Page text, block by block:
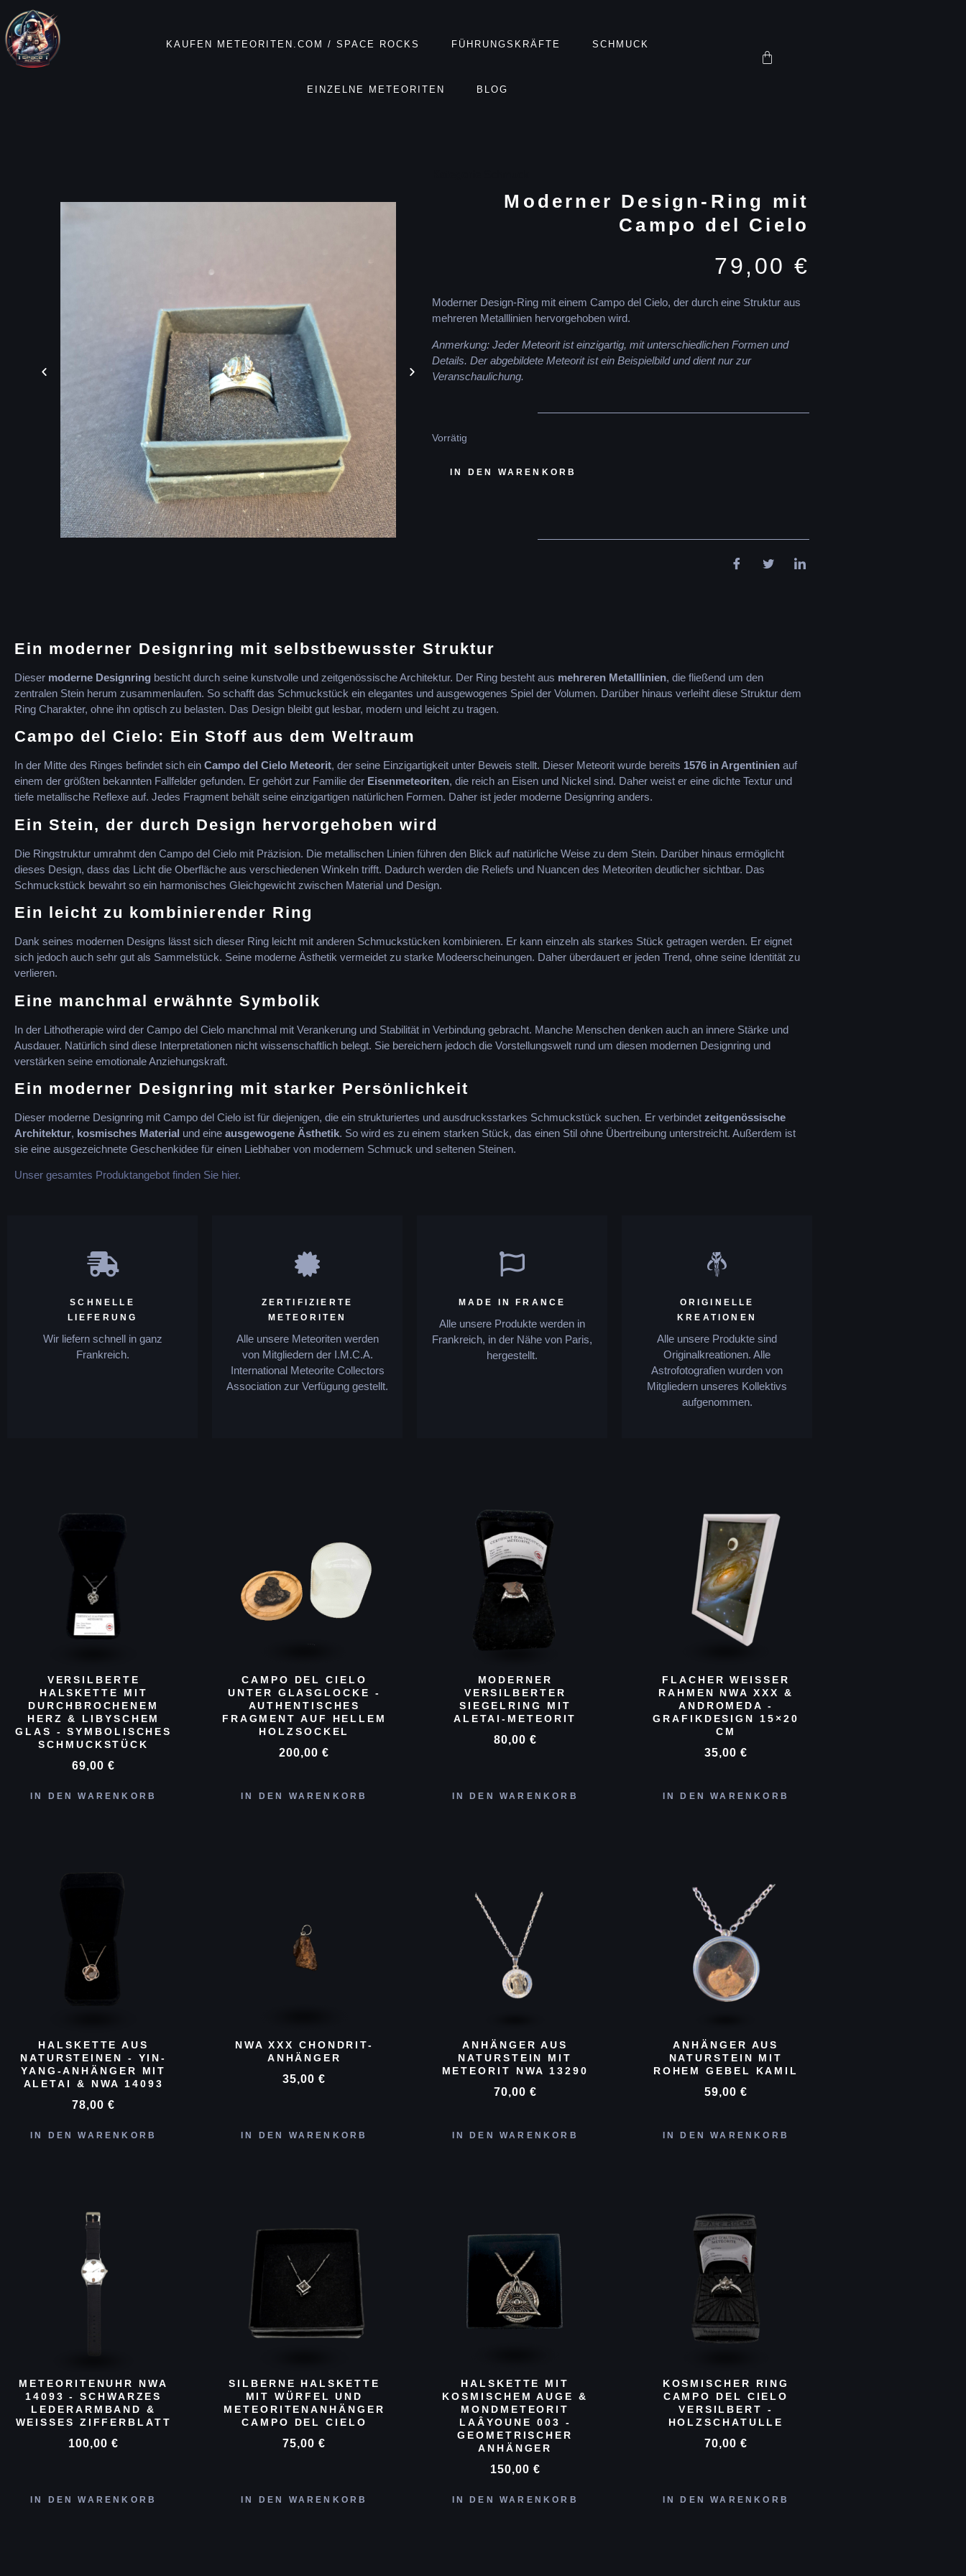
KAUFEN METEORITEN.COM / SPACE ROCKS FÜHRUNGSKRÄFTE SCHMUCK
EINZELNE METEORITEN BLOG
Moderner Design-Ring mit
Campo del Cielo
79,00 €
Moderner Design-Ring mit einem Campo del Cielo, der durch eine Struktur aus
mehreren Metalllinien hervorgehoben wird.
Anmerkung: Jeder Meteorit ist einzigartig, mit unterschiedlichen Formen und
Details. Der abgebildete Meteorit ist ein Beispielbild und dient nur zur
Veranschaulichung.
Vorrätig
IN DEN WARENKORB
Ein moderner Designring mit selbstbewusster Struktur
Dieser moderne Designring besticht durch seine kunstvolle und zeitgenössische Architektur. Der Ring besteht aus mehreren Metalllinien, die fließend um den
zentralen Stein herum zusammenlaufen. So schafft das Schmuckstück ein elegantes und ausgewogenes Spiel der Volumen. Darüber hinaus verleiht diese Struktur dem
Ring Charakter, ohne ihn optisch zu belasten. Das Design bleibt gut lesbar, modern und leicht zu tragen.
Campo del Cielo: Ein Stoff aus dem Weltraum
In der Mitte des Ringes befindet sich ein Campo del Cielo Meteorit, der seine Einzigartigkeit unter Beweis stellt. Dieser Meteorit wurde bereits 1576 in Argentinien auf
einem der größten bekannten Fallfelder gefunden. Er gehört zur Familie der Eisenmeteoriten, die reich an Eisen und Nickel sind. Daher weist er eine dichte Textur und
tiefe metallische Reflexe auf. Jedes Fragment behält seine einzigartigen natürlichen Formen. Daher ist jeder moderne Designring anders.
Ein Stein, der durch Design hervorgehoben wird
Die Ringstruktur umrahmt den Campo del Cielo mit Präzision. Die metallischen Linien führen den Blick auf natürliche Weise zu dem Stein. Darüber hinaus ermöglicht
dieses Design, dass das Licht die Oberfläche aus verschiedenen Winkeln trifft. Dadurch werden die Reliefs und Nuancen des Meteoriten deutlicher sichtbar. Das
Schmuckstück bewahrt so ein harmonisches Gleichgewicht zwischen Material und Design.
Ein leicht zu kombinierender Ring
Dank seines modernen Designs lässt sich dieser Ring leicht mit anderen Schmuckstücken kombinieren. Er kann einzeln als starkes Stück getragen werden. Er eignet
sich jedoch auch sehr gut als Sammelstück. Seine moderne Ästhetik vermeidet zu starke Modeerscheinungen. Daher überdauert er jeden Trend, ohne seine Identität zu
verlieren.
Eine manchmal erwähnte Symbolik
In der Lithotherapie wird der Campo del Cielo manchmal mit Verankerung und Stabilität in Verbindung gebracht. Manche Menschen denken auch an innere Stärke und
Ausdauer. Natürlich sind diese Interpretationen nicht wissenschaftlich belegt. Sie bereichern jedoch die Vorstellungswelt rund um diesen modernen Designring und
verstärken seine emotionale Anziehungskraft.
Ein moderner Designring mit starker Persönlichkeit
Dieser moderne Designring mit Campo del Cielo ist für diejenigen, die ein strukturiertes und ausdrucksstarkes Schmuckstück suchen. Er verbindet zeitgenössische
Architektur, kosmisches Material und eine ausgewogene Ästhetik. So wird es zu einem starken Stück, das einen Stil ohne Übertreibung unterstreicht. Außerdem ist
sie eine ausgezeichnete Geschenkidee für einen Liebhaber von modernem Schmuck und seltenen Steinen.
Unser gesamtes Produktangebot finden Sie hier.
SCHNELLE
LIEFERUNG
Wir liefern schnell in ganz
Frankreich.
ZERTIFIZIERTE
METEORITEN
Alle unsere Meteoriten werden
von Mitgliedern der I.M.C.A.
International Meteorite Collectors
Association zur Verfügung gestellt.
MADE IN FRANCE
Alle unsere Produkte werden in
Frankreich, in der Nähe von Paris,
hergestellt.
ORIGINELLE
KREATIONEN
Alle unsere Produkte sind
Originalkreationen. Alle
Astrofotografien wurden von
Mitgliedern unseres Kollektivs
aufgenommen.
VERSILBERTE
HALSKETTE MIT
DURCHBROCHENEM
HERZ & LIBYSCHEM
GLAS - SYMBOLISCHES
SCHMUCKSTÜCK
69,00€
IN DEN WARENKORB
CAMPO DEL CIELO
UNTER GLASGLOCKE -
AUTHENTISCHES
FRAGMENT AUF HELLEM
HOLZSOCKEL
200,00€
IN DEN WARENKORB
MODERNER
VERSILBERTER
SIEGELRING MIT
ALETAI-METEORIT
80,00 €
IN DEN WARENKORB
FLACHER WEISSER R
AHMEN NWA XXX & A
NDROMEDA - G
RAFIKDESIGN 15×20 C
M
35,00 €
IN DEN WARENKORB
HALSKETTE AUS
NATURSTEINEN - YIN-
YANG-ANHÄNGER MIT
ALETAI & NWA 14093
78,00€
IN DEN WARENKORB
NWA XXX CHONDRIT-
ANHÄNGER
35,00€
IN DEN WARENKORB
ANHÄNGER AUS
NATURSTEIN MIT
METEORIT NWA 13290
70,00 €
IN DEN WARENKORB
ANHÄNGER AUS
NATURSTEIN MIT
ROHEM GEBEL KAMIL
59,00 €
IN DEN WARENKORB
METEORITENUHR NWA
14093 - SCHWARZES
LEDERARMBAND &
WEISSES ZIFFERBLATT
100,00€
IN DEN WARENKORB
SILBERNE HALSKETTE
MIT WÜRFEL UND
METEORITENANHÄNGER
CAMPO DEL CIELO
75,00€
IN DEN WARENKORB
HALSKETTE MIT
KOSMISCHEM AUGE &
MONDMETEORIT
LAÂYOUNE 003 -
GEOMETRISCHER
ANHÄNGER
150,00 €
IN DEN WARENKORB
KOSMISCHER RING
CAMPO DEL CIELO
VERSILBERT -
HOLZSCHATULLE
70,00 €
IN DEN WARENKORB